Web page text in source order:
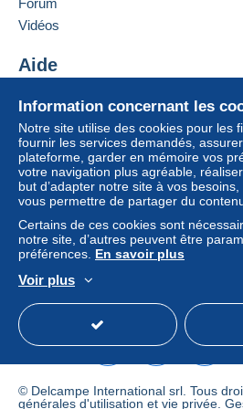
2,50 €
Conditions de paiement :
Tous les paiements se font par le
fonction des possibilités
pouvez utiliserPayPal, ajouter
crédit/débitou faire unvirement
vendeur.
L’acheteur utilise les moyens de
sur Delcampe dans la page "
Un paiement ne passant pas par
paiement integré au site sera
vendeur à l’acheteur. Un achat
Ajouter ce vendeur aux favoris
Information concernant les
Notre site utilise des cookies pour les
fournir les services demandés,
plateforme, garder en mémoire vos
votre navigation plus agréable,
but d’adapter notre site à vos
vous permettre de partager du
Certains de ces cookies sont
notre site, d’autres peuvent être
préférences. En savoir plus
Voir plus
Forum
Vidéos
Aide
Acheter sur Delcampe
Vendre sur Delcampe
Un site sécurisé
© Delcampe International srl. Tous
générales d'utilisation et vie privée